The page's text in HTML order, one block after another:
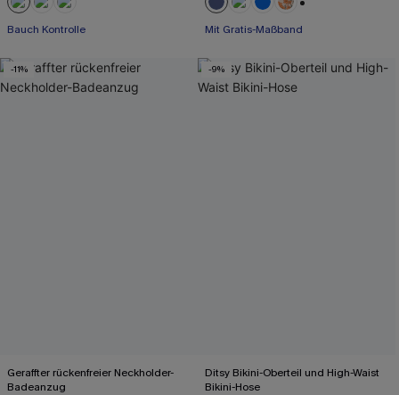
Bauch Kontrolle
Mit Gratis-Maßband
High waist
-11%
Geraffter rückenfreier Neckholder-
Badeanzug
-9%
Ditsy Bikini-Oberteil und High-Waist
Bikini-Hose